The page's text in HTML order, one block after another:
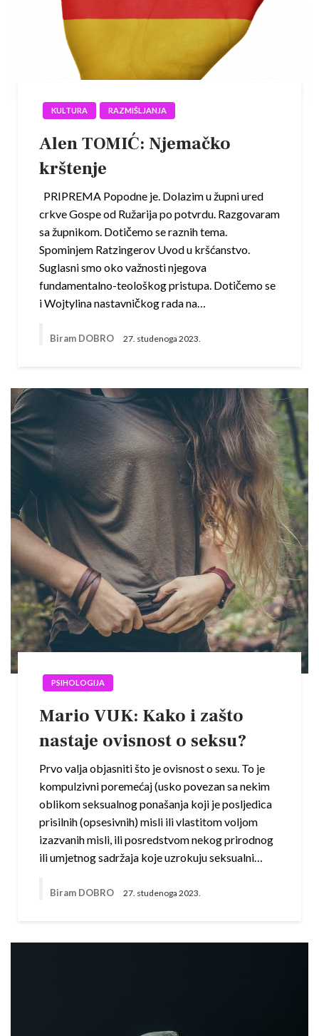
KULTURA RAZMIŠLJANJA
Alen TOMIĆ: Njemačko
krštenje
PRIPREMA Popodne je. Dolazim u župni ured
crkve Gospe od Ružarija po potvrdu. Razgovaram
sa župnikom. Dotičemo se raznih tema.
Spominjem Ratzingerov Uvod u kršćanstvo.
Suglasni smo oko važnosti njegova
fundamentalno-teološkog pristupa. Dotičemo se
i Wojtylina nastavničkog rada na…
Biram DOBRO 27. studenoga 2023.
PSIHOLOGIJA
Mario VUK: Kako i zašto
nastaje ovisnost o seksu?
Prvo valja objasniti što je ovisnost o sexu. To je
kompulzivni poremećaj (usko povezan sa nekim
oblikom seksualnog ponašanja koji je posljedica
prisilnih (opsesivnih) misli ili vlastitom voljom
izazvanih misli, ili posredstvom nekog prirodnog
ili umjetnog sadržaja koje uzrokuju seksualni…
Biram DOBRO 27. studenoga 2023.